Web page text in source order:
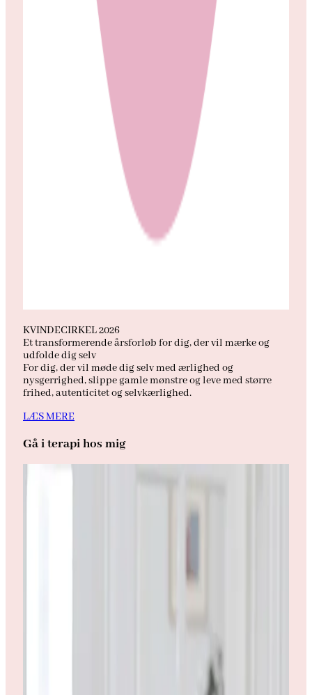
KVINDECIRKEL 2026
Et transformerende årsforløb for dig, der vil mærke og
udfolde dig selv
For dig, der vil møde dig selv med ærlighed og
nysgerrighed, slippe gamle mønstre og leve med større
frihed, autenticitet og selvkærlighed.
LÆS MERE
Gå i terapi hos mig